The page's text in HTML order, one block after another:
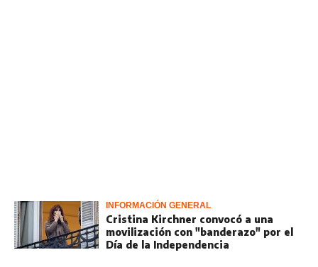
INFORMACIÓN GENERAL
Cristina Kirchner convocó a una
movilización con "banderazo" por el
Día de la Independencia